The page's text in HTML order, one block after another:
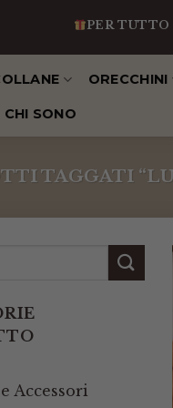
PER TUTTO
ORECCHINI
CHI SONO
TAGGATI
Accessori